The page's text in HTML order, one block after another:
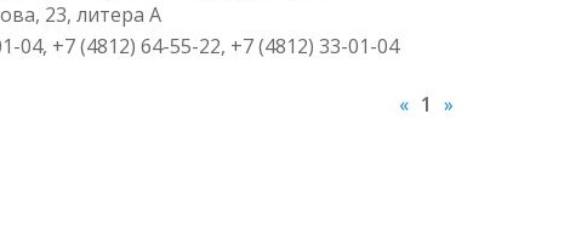
23, литера А
04, +7 (4812) 64-55-22, +7 (4812) 33-01-04
« 1 »